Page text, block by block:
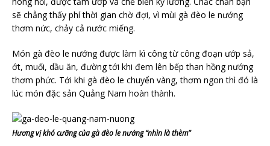
sẽ chẳng thấy phí thời gian chờ đợi, vì mùi gà đèo le nướng
thơm nức, chảy cả nước miếng.
Món gà đèo le nướng được làm kì công từ công đoạn ướp sả,
ớt, muối, dầu ăn, đường tới khi đem lên bếp than hồng nướng
thơm phức. Tới khi gà đèo le chuyển vàng, thơm ngon thì đó là
lúc món đặc sản Quảng Nam hoàn thành.
Hương vị khó cưỡng của gà đèo le nướng “nhìn là thèm”